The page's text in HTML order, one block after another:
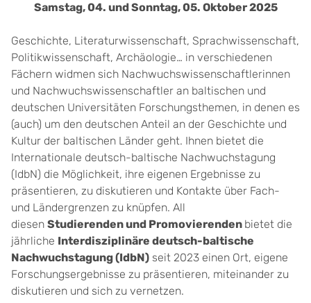
Samstag, 04. und Sonntag, 05. Oktober 2025
Geschichte, Literaturwissenschaft, Sprachwissenschaft,
Politikwissenschaft, Archäologie… in verschiedenen
Fächern widmen sich Nachwuchswissenschaftlerinnen
und Nachwuchswissenschaftler an baltischen und
deutschen Universitäten Forschungsthemen, in denen es
(auch) um den deutschen Anteil an der Geschichte und
Kultur der baltischen Länder geht. Ihnen bietet die
Internationale deutsch-baltische Nachwuchstagung
(IdbN) die Möglichkeit, ihre eigenen Ergebnisse zu
präsentieren, zu diskutieren und Kontakte über Fach-
und Ländergrenzen zu knüpfen. All
diesen Studierenden und Promovierenden bietet die
jährliche Interdisziplinäre deutsch-baltische
Nachwuchstagung (IdbN) seit 2023 einen Ort, eigene
Forschungsergebnisse zu präsentieren, miteinander zu
diskutieren und sich zu vernetzen.